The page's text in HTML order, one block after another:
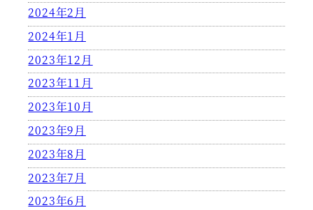
2024年2月
2024年1月
2023年12月
2023年11月
2023年10月
2023年9月
2023年8月
2023年7月
2023年6月